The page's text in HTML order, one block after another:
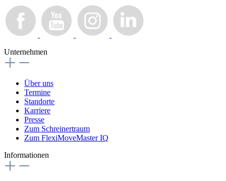
Unternehmen
Über uns
Termine
Standorte
Karriere
Presse
Zum Schreinertraum
Zum FlexiMoveMaster IQ
Informationen